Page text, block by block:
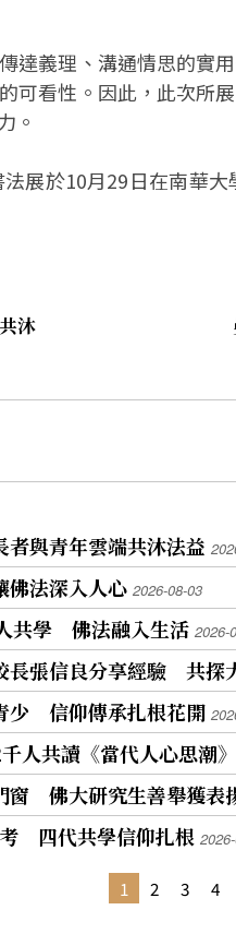
達義理、溝通情思的實
可看性。因此，此次所
。
法展於10月29日在南華
沐
與青年雲端共沐法益
法深入人心 2026-08-03
共學 佛法融入生活 2026-
長張信良分享經驗 共探
少 信仰傳承扎根花開
人共讀《當代人心思潮》
窗 佛大研究生善舉獲表
四代共學信仰扎根
1 2 3 4